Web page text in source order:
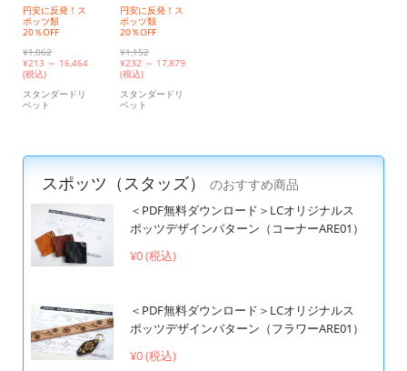
円安に反発！ス
ポッツ類
20％OFF
¥1,062
¥213 ～ 16,464
(税込)
スタンダードリ
ベット
円安に反発！ス
ポッツ類
20％OFF
¥1,152
¥232 ～ 17,879
(税込)
スタンダードリ
ベット
スポッツ（スタッズ）
のおすすめ商品
＜PDF無料ダウンロード＞LCオリジナルス
ポッツデザインパターン（コーナーARE01）
¥0 (税込)
＜PDF無料ダウンロード＞LCオリジナルス
ポッツデザインパターン（フラワーARE01）
¥0 (税込)